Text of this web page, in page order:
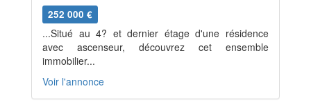
252 000 €
...Situé au 4? et dernier étage d'une résidence
avec ascenseur, découvrez cet ensemble
immobilier...
Voir l'annonce